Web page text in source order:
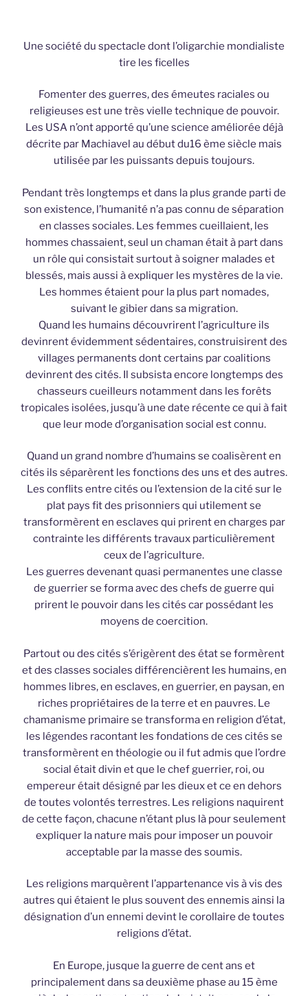
Une société du spectacle dont l’oligarchie mondialiste
tire les ficelles
Fomenter des guerres, des émeutes raciales ou
religieuses est une très vielle technique de pouvoir.
Les USA n’ont apporté qu’une science améliorée déjà
décrite par Machiavel au début du16 ème siècle mais
utilisée par les puissants depuis toujours.
Pendant très longtemps et dans la plus grande parti de
son existence, l’humanité n’a pas connu de séparation
en classes sociales. Les femmes cueillaient, les
hommes chassaient, seul un chaman était à part dans
un rôle qui consistait surtout à soigner malades et
blessés, mais aussi à expliquer les mystères de la vie.
Les hommes étaient pour la plus part nomades,
suivant le gibier dans sa migration.
Quand les humains découvrirent l’agriculture ils
devinrent évidemment sédentaires, construisirent des
villages permanents dont certains par coalitions
devinrent des cités. Il subsista encore longtemps des
chasseurs cueilleurs notamment dans les forêts
tropicales isolées, jusqu’à une date récente ce qui à fait
que leur mode d’organisation social est connu.
Quand un grand nombre d’humains se coalisèrent en
cités ils séparèrent les fonctions des uns et des autres.
Les conflits entre cités ou l’extension de la cité sur le
plat pays fit des prisonniers qui utilement se
transformèrent en esclaves qui prirent en charges par
contrainte les différents travaux particulièrement
ceux de l’agriculture.
Les guerres devenant quasi permanentes une classe
de guerrier se forma avec des chefs de guerre qui
prirent le pouvoir dans les cités car possédant les
moyens de coercition.
Partout ou des cités s’érigèrent des état se formèrent
et des classes sociales différencièrent les humains, en
hommes libres, en esclaves, en guerrier, en paysan, en
riches propriétaires de la terre et en pauvres. Le
chamanisme primaire se transforma en religion d’état,
les légendes racontant les fondations de ces cités se
transformèrent en théologie ou il fut admis que l’ordre
social était divin et que le chef guerrier, roi, ou
empereur était désigné par les dieux et ce en dehors
de toutes volontés terrestres. Les religions naquirent
de cette façon, chacune n’étant plus là pour seulement
expliquer la nature mais pour imposer un pouvoir
acceptable par la masse des soumis.
Les religions marquèrent l’appartenance vis à vis des
autres qui étaient le plus souvent des ennemis ainsi la
désignation d’un ennemi devint le corollaire de toutes
religions d’état.
En Europe, jusque la guerre de cent ans et
principalement dans sa deuxième phase au 15 ème